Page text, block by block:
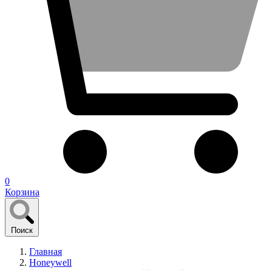
0
Корзина
Поиск
Главная
Honeywell